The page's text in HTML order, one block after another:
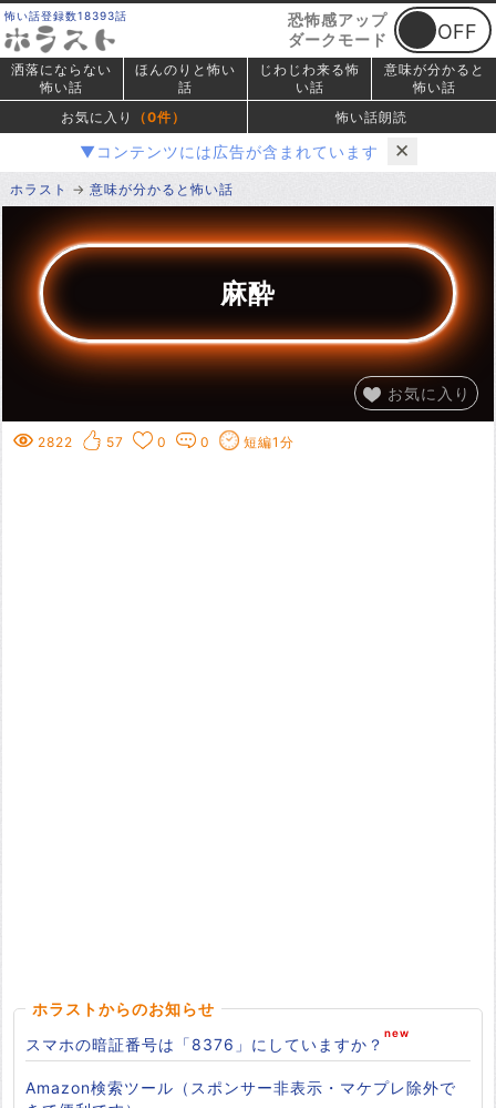
怖い話登録数18393話
恐怖感アップ
ダークモード
洒落にならない
怖い話
ほんのりと怖い
話
じわじわ来る怖
い話
意味が分かると
怖い話
お気に入り
（0件） 怖い話朗読
▼コンテンツには広告が含まれています ✕
ホラスト 意味が分かると怖い話
麻酔
お気に入り
2822 57 0 0 短編1分
ホラストからのお知らせ
スマホの暗証番号は「8376」にしていますか？
Amazon検索ツール（スポンサー非表示・マケプレ除外で